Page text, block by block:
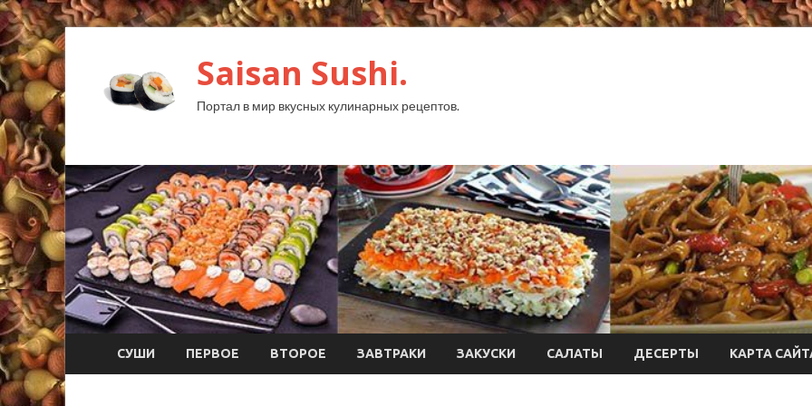
Saisan Sushi.
Портал в мир вкусных кулинарных рецептов.
СУШИ ПЕРВОЕ ВТОРОЕ ЗАВТРАКИ ЗАКУСКИ САЛАТЫ ДЕСЕРТЫ КАРТА